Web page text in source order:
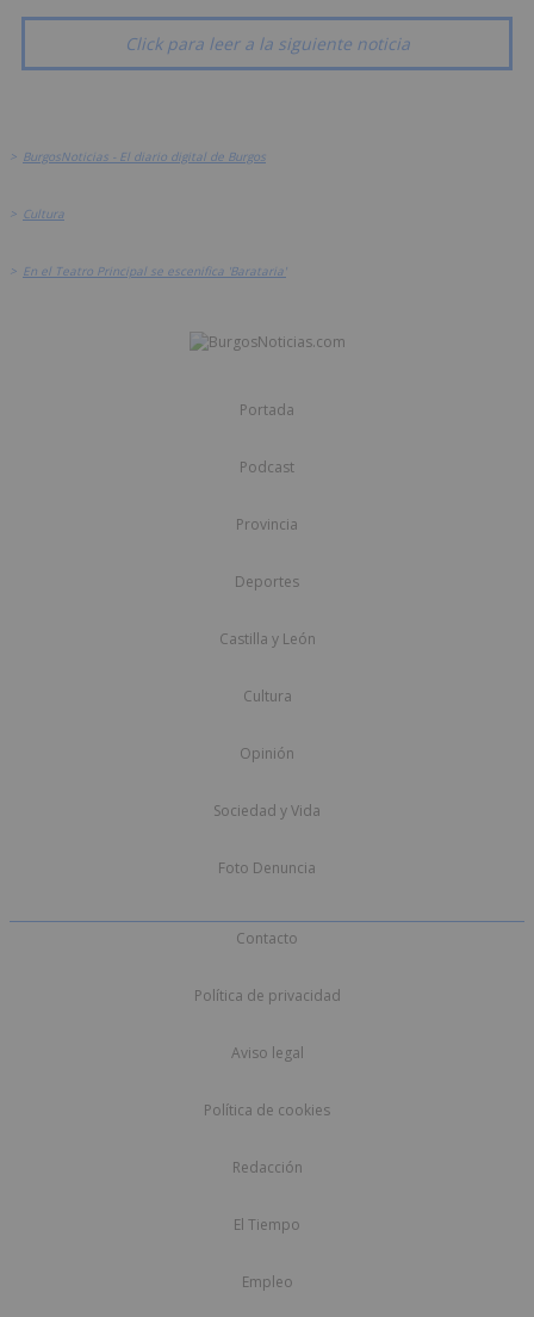
Click para leer a la siguiente noticia
> BurgosNoticias - El diario digital de Burgos
> Cultura
> En el Teatro Principal se escenifica 'Barataria'
Portada
Podcast
Provincia
Deportes
Castilla y León
Cultura
Opinión
Sociedad y Vida
Foto Denuncia
Contacto
Política de privacidad
Aviso legal
Política de cookies
Redacción
El Tiempo
Empleo